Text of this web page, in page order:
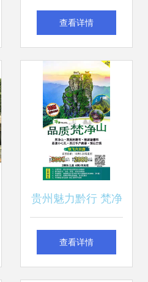
动定制时代，传统
围之路
查看详情
贵州魅力黔行 梵净
山、黄果树、陡坡
查看详情